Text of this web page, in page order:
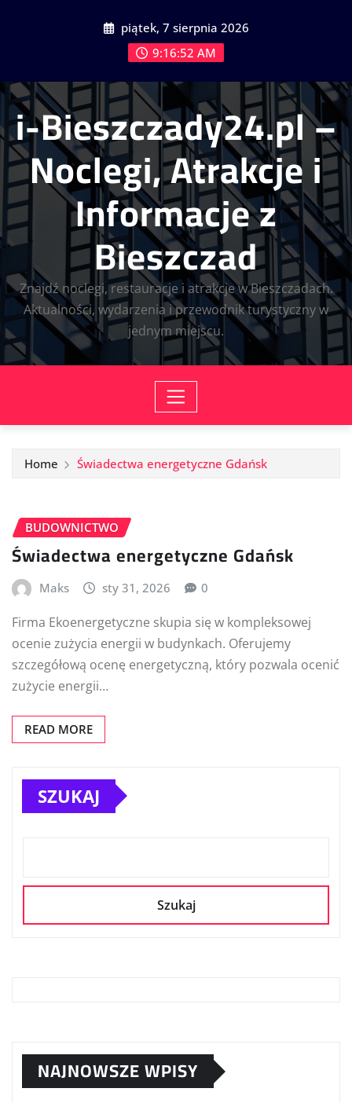
piątek, 7 sierpnia 2026
9:16:52 AM
i-Bieszczady24.pl –
Noclegi, Atrakcje i
Informacje z
Bieszczad
Znajdź noclegi, restauracje i atrakcje w Bieszczadach.
Aktualności, wydarzenia i przewodnik turystyczny w
jednym miejscu.
Home Świadectwa energetyczne Gdańsk
BUDOWNICTWO
Świadectwa energetyczne Gdańsk
Maks sty 31, 2026 0
Firma Ekoenergetyczne skupia się w kompleksowej
ocenie zużycia energii w budynkach. Oferujemy
szczegółową ocenę energetyczną, który pozwala ocenić
zużycie energii…
READ MORE
SZUKAJ
Szukaj
NAJNOWSZE WPISY